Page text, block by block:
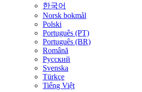
한국어
Norsk bokmål
Polski
Português (PT)
Português (BR)
Română
Русский
Svenska
Türkçe
Tiếng Việt